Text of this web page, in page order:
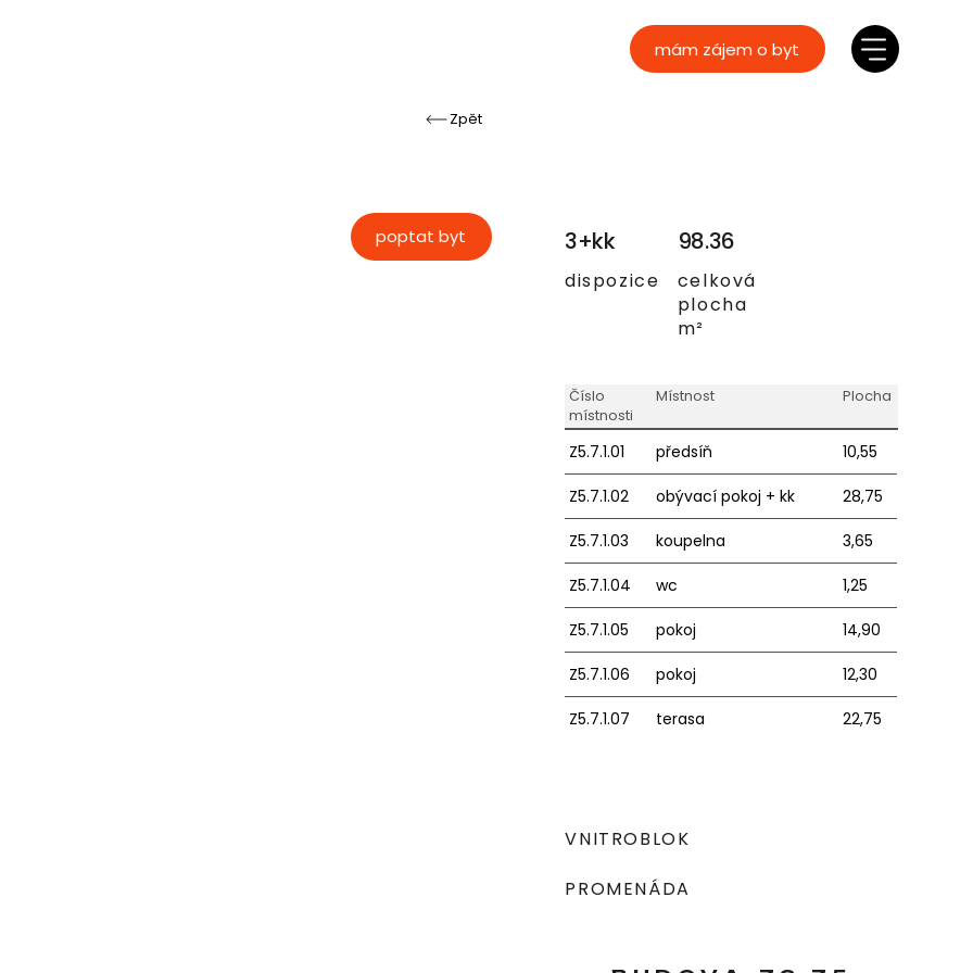
mám zájem o byt
Zpět
poptat byt 3+kk
dispozice
98.36
celková
plocha
m²
Číslo
místnosti
Místnost Plocha
Z5.7.1.01 předsíň 10,55
Z5.7.1.02 obývací pokoj + kk 28,75
Z5.7.1.03 koupelna 3,65
Z5.7.1.04 wc 1,25
Z5.7.1.05 pokoj 14,90
Z5.7.1.06 pokoj 12,30
Z5.7.1.07 terasa 22,75
VNITROBLOK
PROMENÁDA